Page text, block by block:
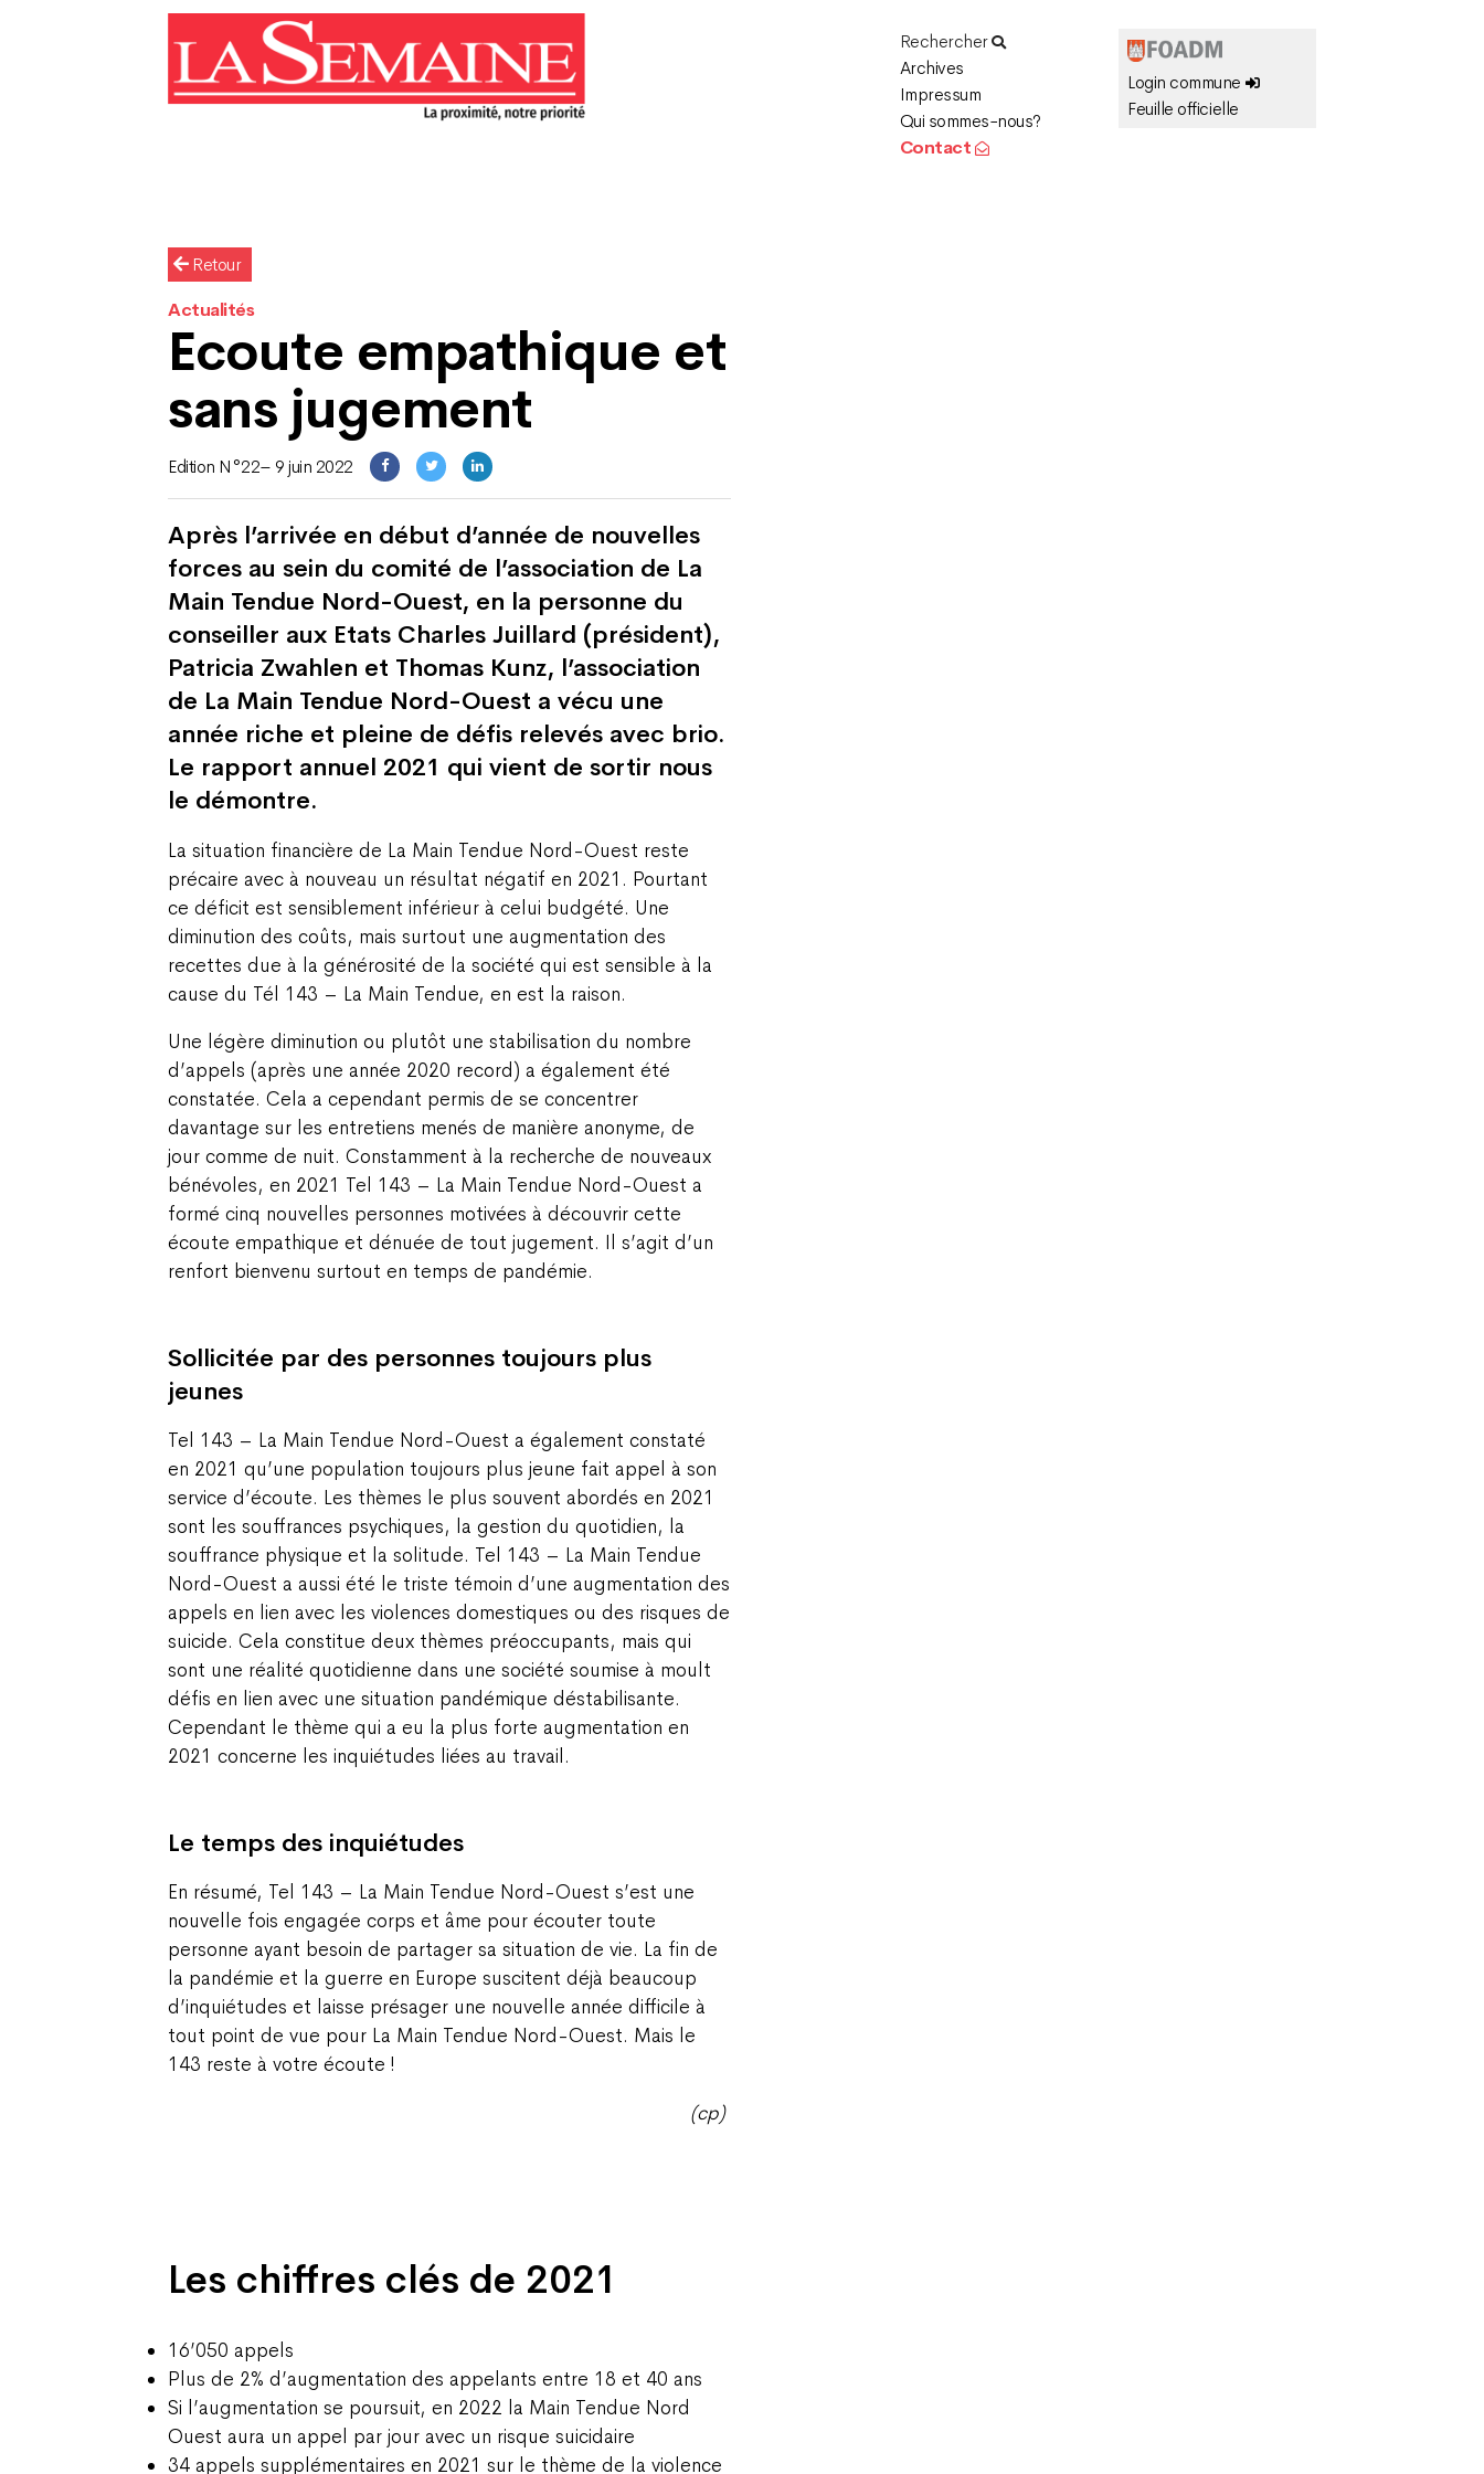
Rechercher
Archives
Impressum
Qui sommes-nous?
Contact
Login commune
Feuille officielle
Retour
Actualités
Ecoute empathique et
sans jugement
Edition N°22– 9 juin 2022
Après l’arrivée en début d’année de nouvelles
forces au sein du comité de l’association de La
Main Tendue Nord-Ouest, en la personne du
conseiller aux Etats Charles Juillard (président),
Patricia Zwahlen et Thomas Kunz, l’association
de La Main Tendue Nord-Ouest a vécu une
année riche et pleine de défis relevés avec brio.
Le rapport annuel 2021 qui vient de sortir nous
le démontre.
La situation financière de La Main Tendue Nord-Ouest reste
précaire avec à nouveau un résultat négatif en 2021. Pourtant
ce déficit est sensiblement inférieur à celui budgété. Une
diminution des coûts, mais surtout une augmentation des
recettes due à la générosité de la société qui est sensible à la
cause du Tél 143 – La Main Tendue, en est la raison.
Une légère diminution ou plutôt une stabilisation du nombre
d’appels (après une année 2020 record) a également été
constatée. Cela a cependant permis de se concentrer
davantage sur les entretiens menés de manière anonyme, de
jour comme de nuit. Constamment à la recherche de nouveaux
bénévoles, en 2021 Tel 143 – La Main Tendue Nord-Ouest a
formé cinq nouvelles personnes motivées à découvrir cette
écoute empathique et dénuée de tout jugement. Il s’agit d’un
renfort bienvenu surtout en temps de pandémie.
Sollicitée par des personnes toujours plus
jeunes
Tel 143 – La Main Tendue Nord-Ouest a également constaté
en 2021 qu’une population toujours plus jeune fait appel à son
service d’écoute. Les thèmes le plus souvent abordés en 2021
sont les souffrances psychiques, la gestion du quotidien, la
souffrance physique et la solitude. Tel 143 – La Main Tendue
Nord-Ouest a aussi été le triste témoin d’une augmentation des
appels en lien avec les violences domestiques ou des risques de
suicide. Cela constitue deux thèmes préoccupants, mais qui
sont une réalité quotidienne dans une société soumise à moult
défis en lien avec une situation pandémique déstabilisante.
Cependant le thème qui a eu la plus forte augmentation en
2021 concerne les inquiétudes liées au travail.
Le temps des inquiétudes
En résumé, Tel 143 – La Main Tendue Nord-Ouest s’est une
nouvelle fois engagée corps et âme pour écouter toute
personne ayant besoin de partager sa situation de vie. La fin de
la pandémie et la guerre en Europe suscitent déjà beaucoup
d’inquiétudes et laisse présager une nouvelle année difficile à
tout point de vue pour La Main Tendue Nord-Ouest. Mais le
143 reste à votre écoute !
(cp)
Les chiffres clés de 2021
16’050 appels
Plus de 2% d’augmentation des appelants entre 18 et 40 ans
Si l’augmentation se poursuit, en 2022 la Main Tendue Nord
Ouest aura un appel par jour avec un risque suicidaire
34 appels supplémentaires en 2021 sur le thème de la violence